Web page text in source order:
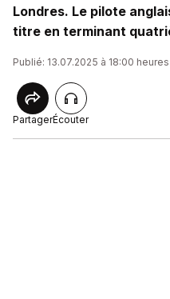
Londres. Le pilote
titre en terminant
Publié: 13.07.2025 à 18:00 heures
PartagerÉcouter